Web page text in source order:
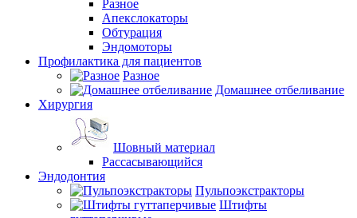
Разное
Апекслокаторы
Обтурация
Эндомоторы
Профилактика для пациентов
Разное
Домашнее отбеливание
Хирургия
Шовный материал
Рассасывающийся
Эндодонтия
Пульпоэкстракторы
Штифты